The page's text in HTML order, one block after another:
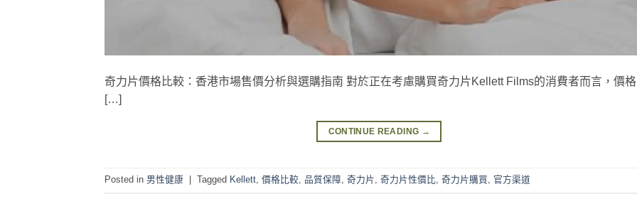
奇力片價格比較：香港市場售價分析與選購指南 對於正在考慮購買奇力片Kellett Films的消費者而言，價格
[…]
CONTINUE READING →
Posted in 男性健康 Tagged Kellett 價格比較 品質保障 奇力片 奇力片性價比 奇力片購買 官方渠道